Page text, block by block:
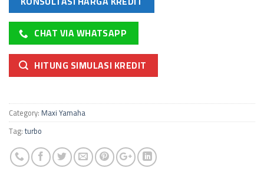
CHAT VIA WHATSAPP
HITUNG SIMULASI KREDIT
Category: Maxi Yamaha
Tag:turbo